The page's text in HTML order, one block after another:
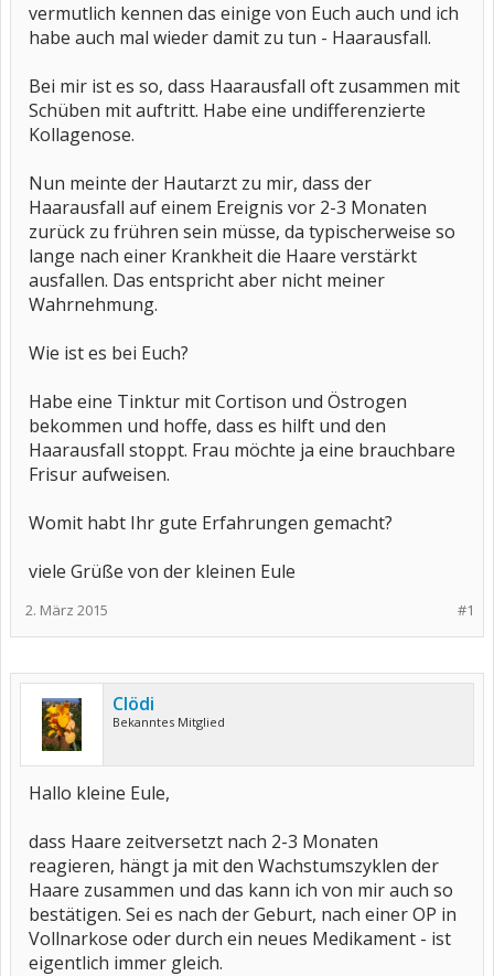
vermutlich kennen das einige von Euch auch und ich
habe auch mal wieder damit zu tun - Haarausfall.
Bei mir ist es so, dass Haarausfall oft zusammen mit
Schüben mit auftritt. Habe eine undifferenzierte
Kollagenose.
Nun meinte der Hautarzt zu mir, dass der
Haarausfall auf einem Ereignis vor 2-3 Monaten
zurück zu frühren sein müsse, da typischerweise so
lange nach einer Krankheit die Haare verstärkt
ausfallen. Das entspricht aber nicht meiner
Wahrnehmung.
Wie ist es bei Euch?
Habe eine Tinktur mit Cortison und Östrogen
bekommen und hoffe, dass es hilft und den
Haarausfall stoppt. Frau möchte ja eine brauchbare
Frisur aufweisen.
Womit habt Ihr gute Erfahrungen gemacht?
viele Grüße von der kleinen Eule
#1
2. März 2015
Clödi
Bekanntes Mitglied
Hallo kleine Eule,
dass Haare zeitversetzt nach 2-3 Monaten
reagieren, hängt ja mit den Wachstumszyklen der
Haare zusammen und das kann ich von mir auch so
bestätigen. Sei es nach der Geburt, nach einer OP in
Vollnarkose oder durch ein neues Medikament - ist
eigentlich immer gleich.